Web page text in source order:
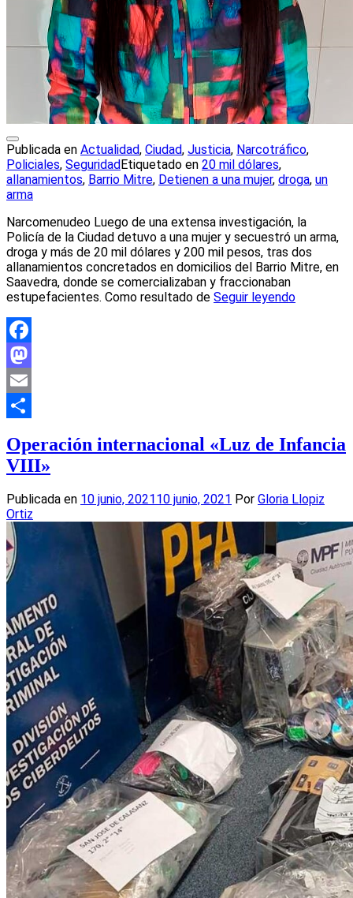
Publicada en Actualidad, Ciudad, Justicia, Narcotráfico,
Policiales, SeguridadEtiquetado en 20 mil dólares,
allanamientos, Barrio Mitre, Detienen a una mujer, droga, un
arma
Narcomenudeo Luego de una extensa investigación, la
Policía de la Ciudad detuvo a una mujer y secuestró un arma,
droga y más de 20 mil dólares y 200 mil pesos, tras dos
allanamientos concretados en domicilios del Barrio Mitre, en
Saavedra, donde se comercializaban y fraccionaban
estupefacientes. Como resultado de Seguir leyendo
Facebook
Mastodon
Email
Operación internacional «Luz de Infancia
VIII»
Publicada en 10 junio, 2021 10 junio, 2021 Por Gloria Llopiz
Ortiz